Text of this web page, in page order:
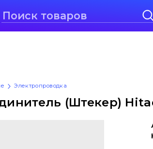
Электропроводка
(Штекер)